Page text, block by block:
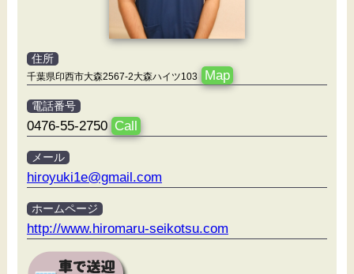
住所
千葉県印西市大森2567-2大森ハイツ103 Map
電話番号
0476-55-2750 Call
メール
hiroyuki1e@gmail.com
ホームページ
http://www.hiromaru-seikotsu.com